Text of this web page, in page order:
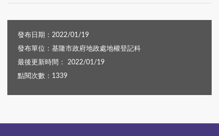
發布日期：2022/01/19
發布單位：基隆市政府地政處地權登記科
最後更新時間： 2022/01/19
點閱次數：1339